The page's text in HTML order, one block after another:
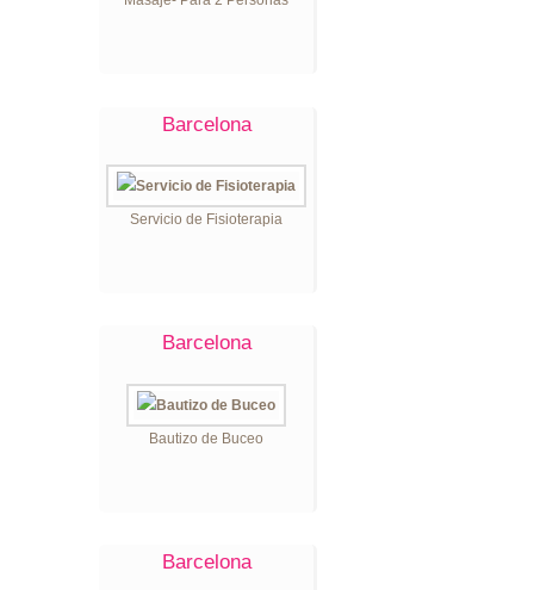
Barcelona
Servicio de Fisioterapia
Barcelona
Bautizo de Buceo
Barcelona